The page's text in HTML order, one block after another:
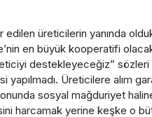
üreticilerin yanında
en büyük kooperatifi
destekleyeceğiz” sözleri
Üreticilere alım
sosyal mağduriyet
harcamak yerine keşke o